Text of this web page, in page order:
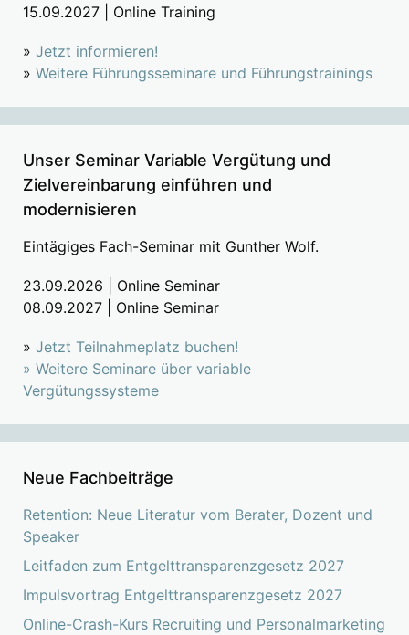
15.09.2027 | Online Training
» Jetzt informieren!
» Weitere Führungsseminare und Führungstrainings
Unser Seminar Variable Vergütung und
Zielvereinbarung einführen und
modernisieren
Eintägiges Fach-Seminar mit Gunther Wolf.
23.09.2026 | Online Seminar
08.09.2027 | Online Seminar
» Jetzt Teilnahmeplatz buchen!
» Weitere Seminare über variable
Vergütungssysteme
Neue Fachbeiträge
Retention: Neue Literatur vom Berater, Dozent und
Speaker
Leitfaden zum Entgelttransparenzgesetz 2027
Impulsvortrag Entgelttransparenzgesetz 2027
Online-Crash-Kurs Recruiting und Personalmarketing